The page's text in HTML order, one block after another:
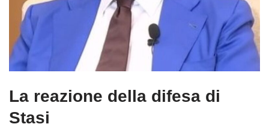
La reazione della difesa di
Stasi